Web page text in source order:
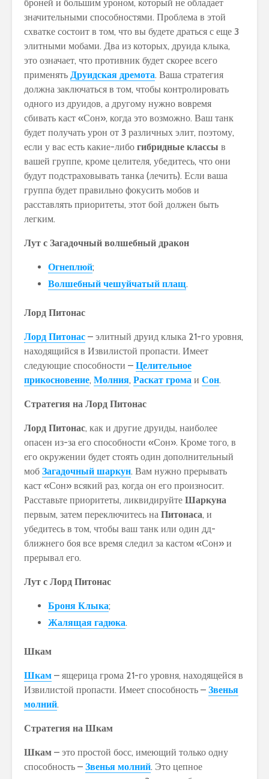
броней и большим уроном, который не обладает
значительными способностями. Проблема в этой
схватке состоит в том, что вы будете драться с еще 3
элитными мобами. Два из которых, друида клыка,
это означает, что противник будет скорее всего
применять Друидская дремота. Ваша стратегия
должна заключаться в том, чтобы контролировать
одного из друидов, а другому нужно вовремя
сбивать каст «Сон», когда это возможно. Ваш танк
будет получать урон от 3 различных элит, поэтому,
если у вас есть какие-либо гибридные классы в
вашей группе, кроме целителя, убедитесь, что они
будут подстраховывать танка (лечить). Если ваша
группа будет правильно фокусить мобов и
расставлять приоритеты, этот бой должен быть
легким.
Лут с Загадочный волшебный дракон
Огнеплюй;
Волшебный чешуйчатый плащ.
Лорд Питонас
Лорд Питонас – элитный друид клыка 21-го уровня,
находящийся в Извилистой пропасти. Имеет
следующие способности – Целительное
прикосновение, Молния, Раскат грома и Сон.
Стратегия на Лорд Питонас
Лорд Питонас, как и другие друиды, наиболее
опасен из-за его способности «Сон». Кроме того, в
его окружении будет стоять один дополнительный
моб Загадочный шаркун. Вам нужно прерывать
каст «Сон» всякий раз, когда он его произносит.
Расставьте приоритеты, ликвидируйте Шаркуна
первым, затем переключитесь на Питонаса, и
убедитесь в том, чтобы ваш танк или один дд-
ближнего боя все время следил за кастом «Сон» и
прерывал его.
Лут с Лорд Питонас
Броня Клыка;
Жалящая гадюка.
Шкам
Шкам – ящерица грома 21-го уровня, находящейся в
Извилистой пропасти. Имеет способность – Звенья
молний.
Стратегия на Шкам
Шкам – это простой босс, имеющий только одну
способность – Звенья молний. Это цепное